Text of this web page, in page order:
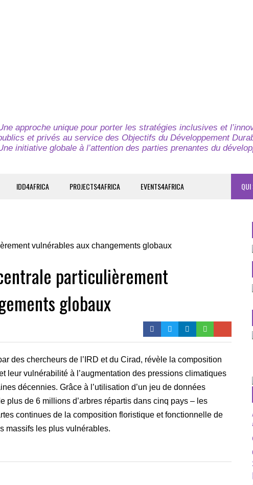
approche unique pour porter les stratégies inclusives et
et privés au service des Objectifs du Développement
initiative globale à l’attention des parties prenantes du
IDD4AFRICA PROJECTS4AFRICA EVENTS4AFRICA
particulièrement
globaux
des chercheurs de l’IRD et du Cirad, révèle la composition
leur vulnérabilité à l’augmentation des pressions climatiques
décennies. Grâce à l’utilisation d’un jeu de données
plus de 6 millions d’arbres répartis dans cinq pays – les
continues de la composition floristique et fonctionnelle de
massifs les plus vulnérables.